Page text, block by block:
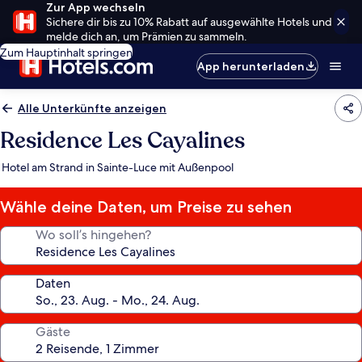
Zur App wechseln
Sichere dir bis zu 10% Rabatt auf ausgewählte Hotels und
melde dich an, um Prämien zu sammeln.
Zum Hauptinhalt springen
App herunterladen
Alle Unterkünfte anzeigen
Residence Les Cayalines
Hotel am Strand in Sainte-Luce mit Außenpool
Wähle deine Daten, um Preise zu sehen
Wo soll’s hingehen?
Daten
Gäste